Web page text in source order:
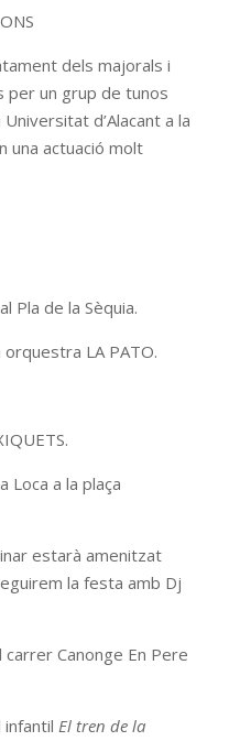
dels majorals i
per un grup de tunos
d’Alacant a la
una actuació molt
Pla de la Sèquia.
LA PATO.
Loca a la plaça
estarà amenitzat
la festa amb Dj
Canonge En Pere
infantil El tren de la